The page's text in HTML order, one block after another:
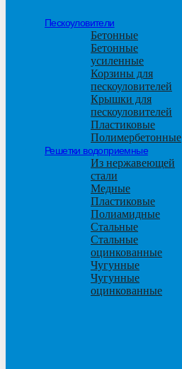
Пескоуловители
Бетонные
Бетонные
усиленные
Корзины для
пескоуловителей
Крышки для
пескоуловителей
Пластиковые
Полимербетонные
Решетки водоприемные
Из нержавеющей
стали
Медные
Пластиковые
Полиамидные
Стальные
Стальные
оцинкованные
Чугунные
Чугунные
оцинкованные